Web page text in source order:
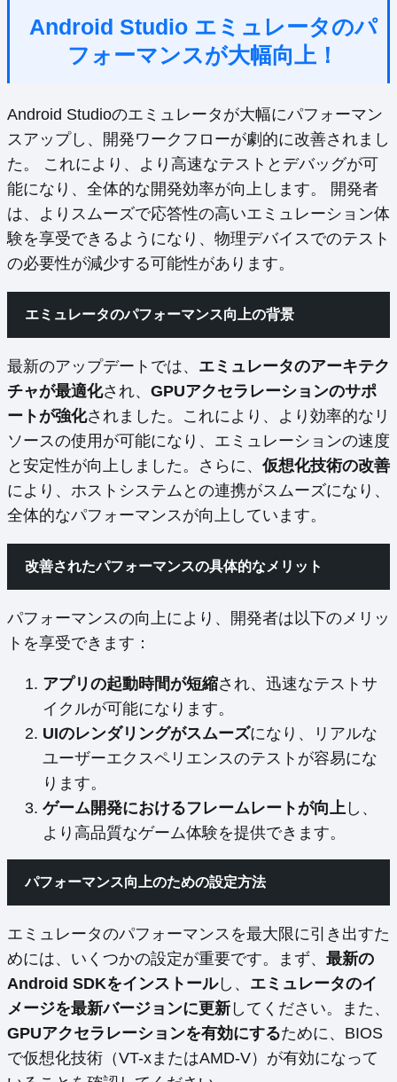
Android Studio エミュレータのパ
フォーマンスが大幅向上！
Android Studioのエミュレータが大幅にパフォーマン
スアップし、開発ワークフローが劇的に改善されまし
た。 これにより、より高速なテストとデバッグが可
能になり、全体的な開発効率が向上します。 開発者
は、よりスムーズで応答性の高いエミュレーション体
験を享受できるようになり、物理デバイスでのテスト
の必要性が減少する可能性があります。
エミュレータのパフォーマンス向上の背景
最新のアップデートでは、 エミュレータのアーキテク
チャが最適化され、 GPUアクセラレーションのサポ
ートが強化されました。これにより、より効率的なリ
ソースの使用が可能になり、エミュレーションの速度
と安定性が向上しました。さらに、仮想化技術の改善
により、ホストシステムとの連携がスムーズになり、
全体的なパフォーマンスが向上しています。
改善されたパフォーマンスの具体的なメリット
パフォーマンスの向上により、開発者は以下のメリッ
トを享受できます：
アプリの起動時間が短縮され、迅速なテストサ
イクルが可能になります。
UIのレンダリングがスムーズになり、リアルな
ユーザーエクスペリエンスのテストが容易にな
ります。
ゲーム開発におけるフレームレートが向上 し、
より高品質なゲーム体験を提供できます。
パフォーマンス向上のための設定方法
エミュレータのパフォーマンスを最大限に引き出すた
めには、いくつかの設定が重要です。まず、 最新の
Android SDKをインストールし、 エミュレータのイ
メージを最新バージョンに更新 してください。また、
GPUアクセラレーションを有効にするために、BIOS
で仮想化技術（VT-xまたはAMD-V）が有効になって